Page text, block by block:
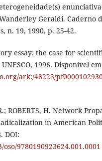
Geraldi. Caderno
n. 19, 1990, p. 25-42.
essay: the case for
1996. Disponível
ark:/48223/
ROBERTS, H. Network
in American
DOI:
9780190923624.001.0001